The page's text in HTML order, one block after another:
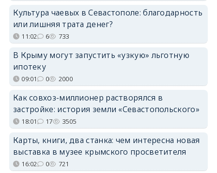
Культура чаевых в Севастополе: благодарность
или лишняя трата денег?
11:02 6 733
В Крыму могут запустить «узкую» льготную
ипотеку
09:01 0 2000
Как совхоз-миллионер растворялся в
застройке: история земли «Севастопольского»
18:01 17 3505
Карты, книги, два станка: чем интересна новая
выставка в музее крымского просветителя
16:02 0 721